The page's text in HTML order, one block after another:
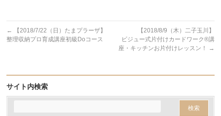
←
【2018/7/22（日）たまプラーザ】
整理収納プロ育成講座初級Doコース
【2018/8/9（木）二子玉川】
ビジュー式片付けカードワーク®講
座・キッチンお片付けレッスン！
→
サイト内検索